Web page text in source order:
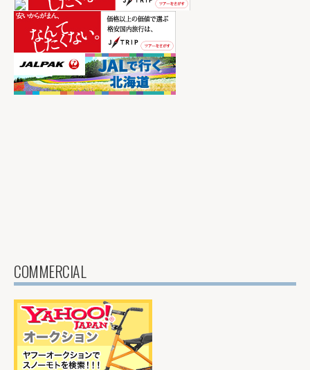
COMMERCIAL